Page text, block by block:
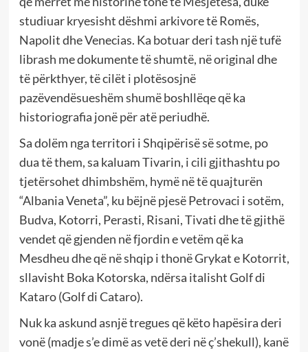
studiuar kryesisht dëshmi arkivore të Romës,
Napolit dhe Venecias. Ka botuar deri tash një tufë
librash me dokumente të shumtë, në original dhe
të përkthyer, të cilët i plotësosjnë
pazëvendësueshëm shumë boshllëqe që ka
historiografia jonë për atë periudhë.
Sa dolëm nga territori i Shqipërisë së sotme, po
dua të them, sa kaluam Tivarin, i cili gjithashtu po
tjetërsohet dhimbshëm, hymë në të quajturën
“Albania Veneta”, ku bëjnë pjesë Petrovaci i sotëm,
Budva, Kotorri, Perasti, Risani, Tivati dhe të gjithë
vendet që gjenden në fjordin e vetëm që ka
Mesdheu dhe që në shqip i thonë Grykat e Kotorrit,
sllavisht Boka Kotorska, ndërsa italisht Golf di
Kataro (Golf di Cataro).
Nuk ka askund asnjë tregues që këto hapësira deri
vonë (madje s’e dimë as vetë deri në ç’shekull), kanë